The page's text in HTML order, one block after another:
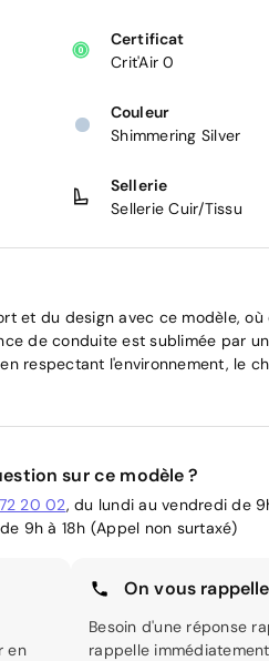
Certificat
Crit'Air 0
Couleur
Shimmering Silver
Sellerie
Sellerie Cuir/Tissu
et du design avec ce modèle,
de conduite est sublimée par
respectant l'environnement, le
sur ce modèle ?
20 02, du lundi au vendredi de
9h à 18h (Appel non surtaxé)
en
On vous rappelle
Besoin d'une réponse
rappelle